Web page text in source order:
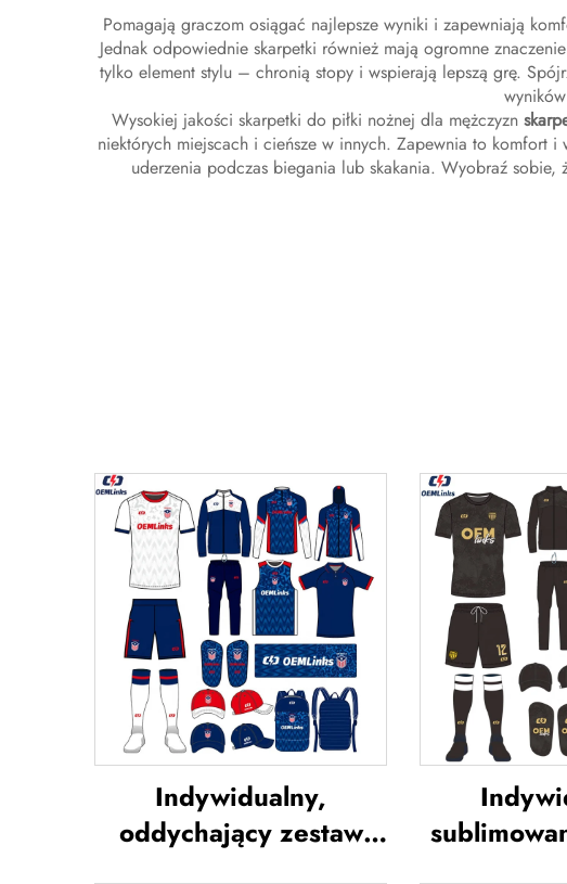
Pomagają graczom osiągać najlepsze wyniki i zapewniają
Jednak odpowiednie skarpetki również mają ogromne
tylko element stylu – chronią stopy i wspierają lepszą grę.
Wysokiej jakości skarpetki do piłki nożnej dla mężczyzn
niektórych miejscach i cieńsze w innych. Zapewnia to komfort i
uderzenia podczas biegania lub skakania. Wyobraź sobie,
Indywidualny,
oddychający zestaw